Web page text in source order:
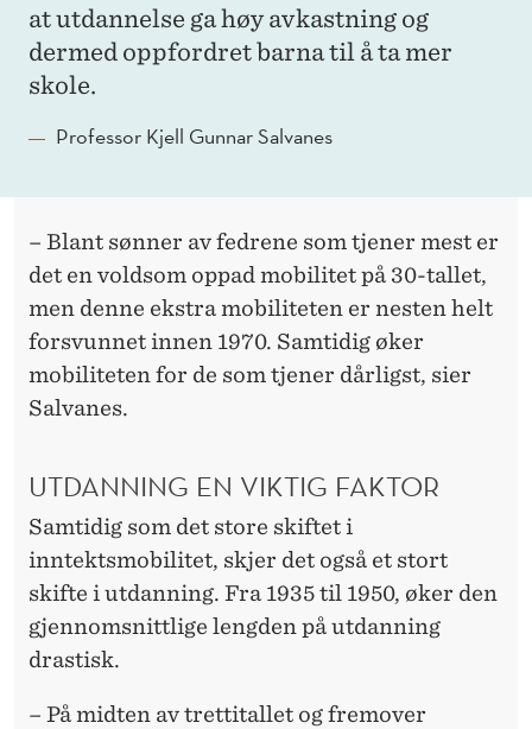
at utdannelse ga høy avkastning og
dermed oppfordret barna til å ta mer
skole.
Professor Kjell Gunnar Salvanes
– Blant sønner av fedrene som tjener mest er
det en voldsom oppad mobilitet på 30-tallet,
men denne ekstra mobiliteten er nesten helt
forsvunnet innen 1970. Samtidig øker
mobiliteten for de som tjener dårligst, sier
Salvanes.
UTDANNING EN VIKTIG FAKTOR
Samtidig som det store skiftet i
inntektsmobilitet, skjer det også et stort
skifte i utdanning. Fra 1935 til 1950, øker den
gjennomsnittlige lengden på utdanning
drastisk.
– På midten av trettitallet og fremover